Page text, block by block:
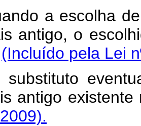
a escolha
antigo, o
(Incluído pela Lei
antigo